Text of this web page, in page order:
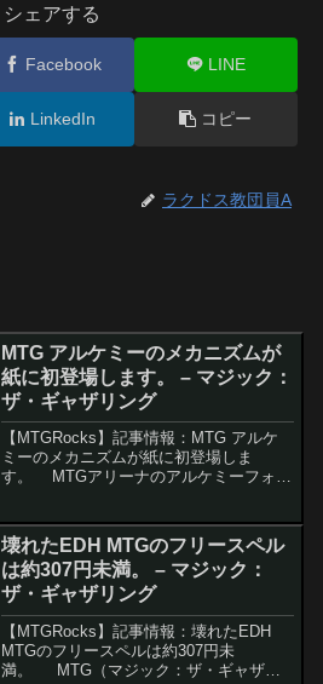
シェアする
Facebook LINE
LinkedIn コピー
ラクドス教団員A
MTG アルケミーのメカニズムが
紙に初登場します。 – マジック：
ザ・ギャザリング
【MTGRocks】記事情報：MTG アルケ
ミーのメカニズムが紙に初登場しま
す。 MTGアリーナのアルケミーフォー
す。特に、デジタル専用のメカニズムが
多くのプレイヤ...
壊れたEDH MTGのフリースペル
は約307円未満。 – マジック：
ザ・ギャザリング
【MTGRocks】記事情報：壊れたEDH
MTGのフリースペルは約307円未
満。 MTG（マジック：ザ・ギャザリ